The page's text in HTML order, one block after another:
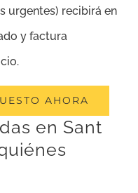
urgentes) recibirá en
y factura
AHORA
en Sant